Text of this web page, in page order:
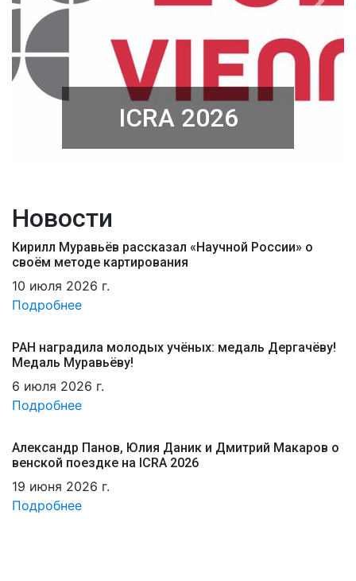
ICRA 2026
>
Новости
Кирилл Муравьёв рассказал «Научной России» о
своём методе картирования
10 июля 2026 г.
Подробнее
РАН наградила молодых учёных: медаль Дергачёву!
Медаль Муравьёву!
6 июля 2026 г.
Подробнее
Александр Панов, Юлия Даник и Дмитрий Макаров о
венской поездке на ICRA 2026
19 июня 2026 г.
Подробнее